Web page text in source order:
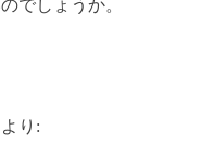
でしょうか。
より: